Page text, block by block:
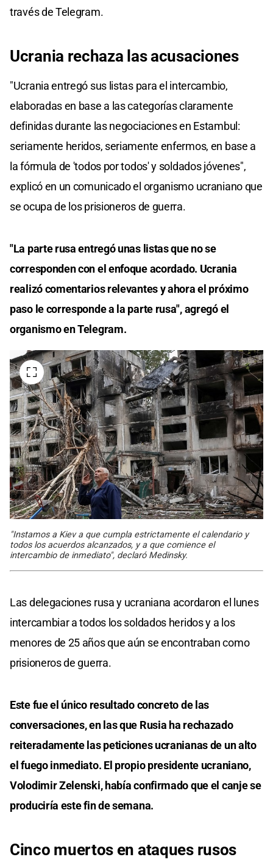
través de Telegram.
Ucrania rechaza las acusaciones
"Ucrania entregó sus listas para el intercambio,
elaboradas en base a las categorías claramente
definidas durante las negociaciones en Estambul:
seriamente heridos, seriamente enfermos, en base a
la fórmula de 'todos por todos' y soldados jóvenes",
explicó en un comunicado el organismo ucraniano que
se ocupa de los prisioneros de guerra.
"La parte rusa entregó unas listas que no se
corresponden con el enfoque acordado. Ucrania
realizó comentarios relevantes y ahora el próximo
paso le corresponde a la parte rusa", agregó el
organismo en Telegram.
"Instamos a Kiev a que cumpla estrictamente el calendario y
todos los acuerdos alcanzados, y a que comience el
intercambio de inmediato", declaró Medinsky.
Las delegaciones rusa y ucraniana acordaron el lunes
intercambiar a todos los soldados heridos y a los
menores de 25 años que aún se encontraban como
prisioneros de guerra.
Este fue el único resultado concreto de las
conversaciones, en las que Rusia ha rechazado
reiteradamente las peticiones ucranianas de un alto
el fuego inmediato. El propio presidente ucraniano,
Volodimir Zelenski, había confirmado que el canje se
produciría este fin de semana.
Cinco muertos en ataques rusos